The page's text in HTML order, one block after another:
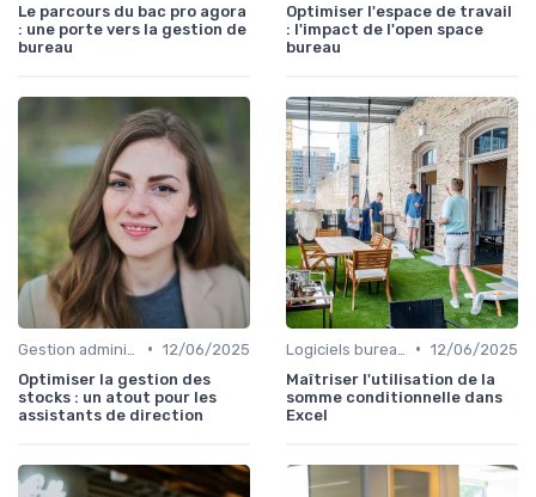
Le parcours du bac pro agora
: une porte vers la gestion de
bureau
Optimiser l'espace de travail
: l'impact de l'open space
bureau
• 12/06/2025
Optimiser la gestion des
stocks : un atout pour les
assistants de direction
• 12/06/2025
Maîtriser l'utilisation de la
somme conditionnelle dans
Excel